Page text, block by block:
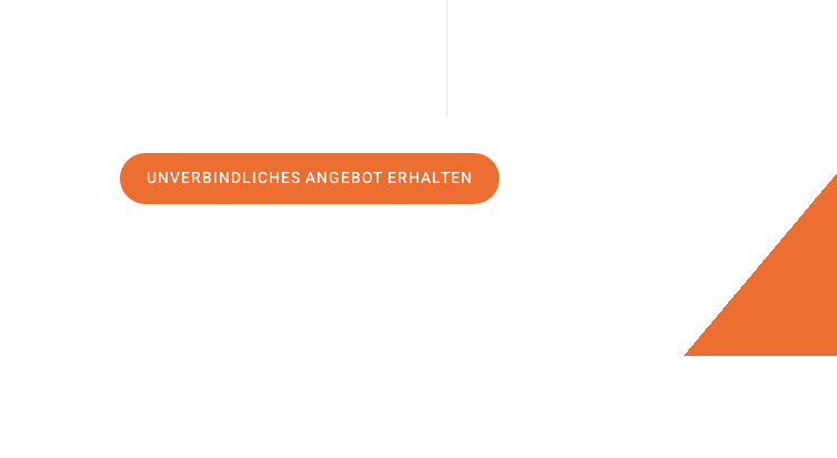
UNVERBINDLICHES ANGEBOT ERHALTEN